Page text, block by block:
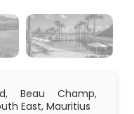
Beau Champ,
East, Mauritius